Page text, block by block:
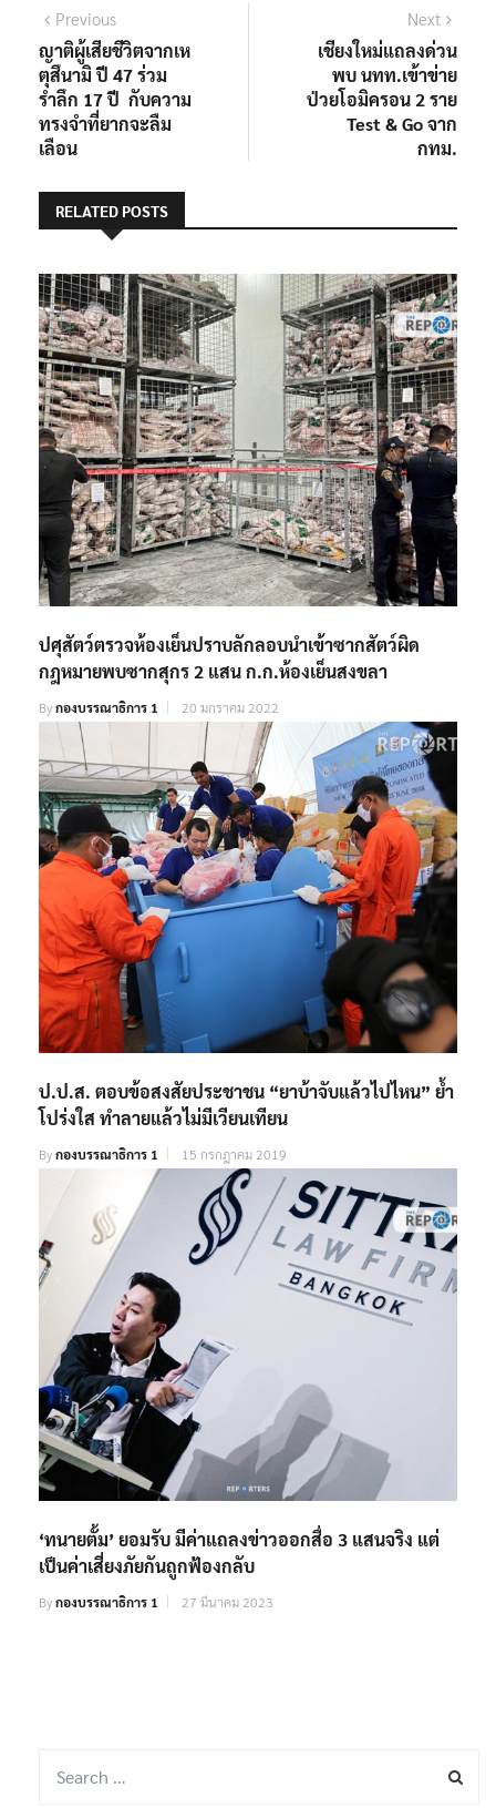
แนะแนว
เรื่อง
PreviousPrevious
post:
ญาติผู้เสียชีวิตจากเห
ตุสึนามิ ปี 47 ร่วม
รำลึก 17 ปี กับความ
ทรงจำที่ยากจะลืม
เลือน
Next
post:
เชียงใหม่แถลงด่วน
พบ นทท.เข้าข่าย
ป่วยโอมิครอน 2 ราย
Test & Go จาก
กทม.
RELATED POSTS
ปศุสัตว์ตรวจห้องเย็นปราบลักลอบนำเข้าซากสัตว์ผิด
กฎหมายพบซากสุกร 2 แสน ก.ก.ห้องเย็นสงขลา
Byกองบรรณาธิการ 1 20 มกราคม 2022
ป.ป.ส. ตอบข้อสงสัยประชาชน “ยาบ้าจับแล้วไปไหน” ย้ำ
โปร่งใส ทำลายแล้วไม่มีเวียนเทียน
Byกองบรรณาธิการ 1 15 กรกฎาคม 2019
‘ทนายตั้ม’ ยอมรับ มีค่าแถลงข่าวออกสื่อ 3 แสนจริง แต่
เป็นค่าเสี่ยงภัยกันถูกฟ้องกลับ
Byกองบรรณาธิการ 1 27 มีนาคม 2023